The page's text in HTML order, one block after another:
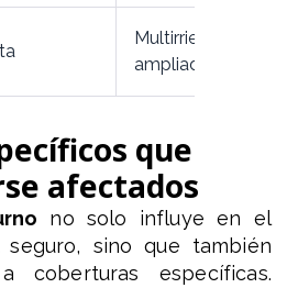
Multirriesgo
ampliado
que
afectados
no solo influye en el
sino que también
coberturas específicas.